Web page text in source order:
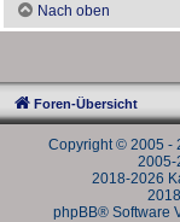
Nach oben
Foren-Übersicht
Copyright © 2005 -
2005-
2018-2026
phpBB® Software